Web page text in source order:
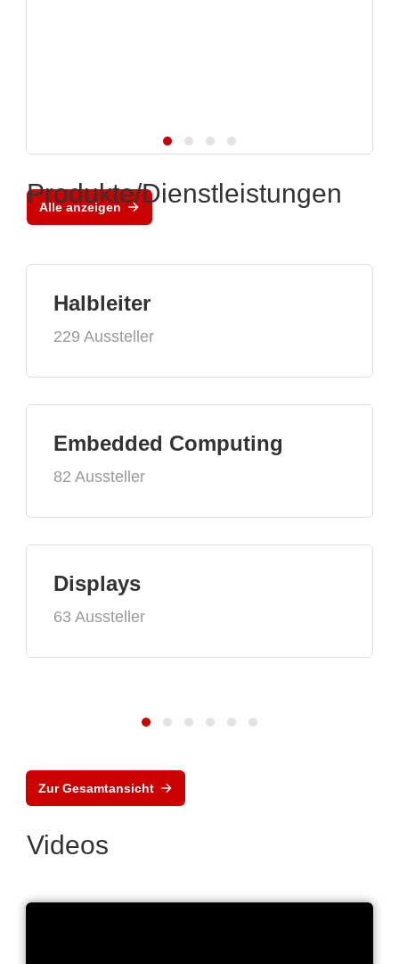
Alle anzeigen
Produkte/Dienstleistungen
Halbleiter
229 Aussteller
Embedded Computing
82 Aussteller
Displays
63 Aussteller
Zur Gesamtansicht
Videos